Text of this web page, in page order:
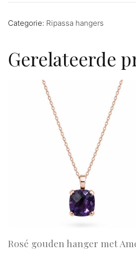
Categorie: Ripassa hangers
Gerelateerde
Rosé gouden hanger met